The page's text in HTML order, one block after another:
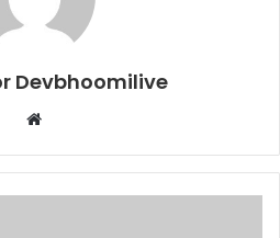
Devbhoomilive
Website